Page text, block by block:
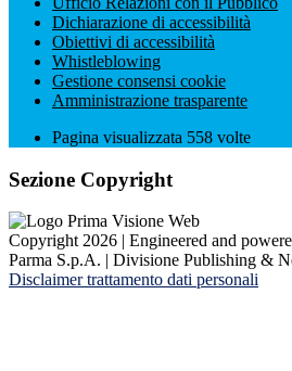
Dichiarazione di accessibilità
Obiettivi di accessibilità
Whistleblowing
Gestione consensi cookie
Amministrazione trasparente
Pagina visualizzata 558 volte
Sezione Copyright
Copyright 2026 | Engineered and
Parma S.p.A. | Divisione Publishing &
Disclaimer trattamento dati personali